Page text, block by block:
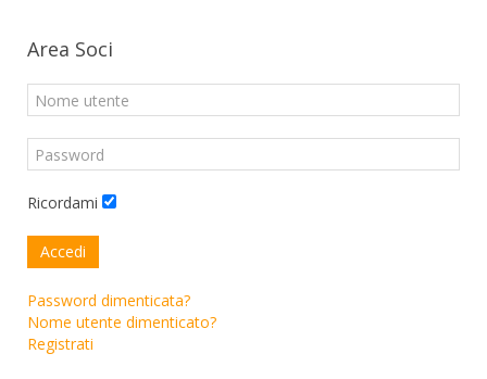
Area Soci
Ricordami
Accedi
Password dimenticata?
Nome utente dimenticato?
Registrati